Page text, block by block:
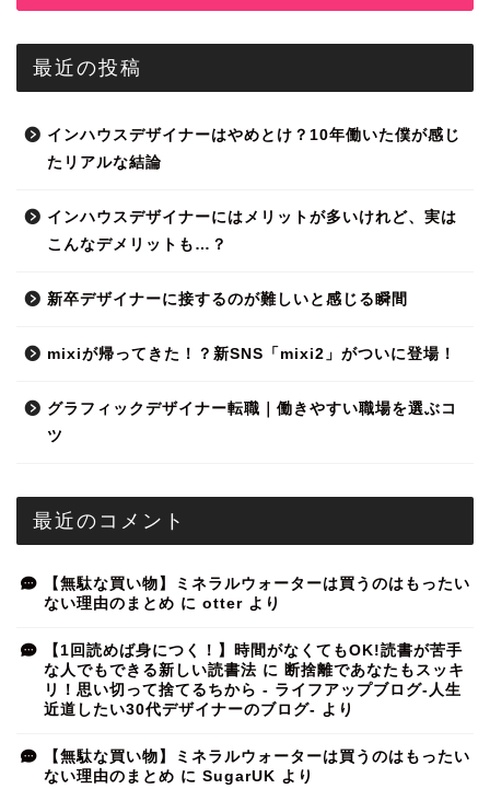
最近の投稿
インハウスデザイナーはやめとけ？10年働いた僕が感じ
たリアルな結論
インハウスデザイナーにはメリットが多いけれど、実は
こんなデメリットも…？
新卒デザイナーに接するのが難しいと感じる瞬間
mixiが帰ってきた！？新SNS「mixi2」がついに登場！
グラフィックデザイナー転職｜働きやすい職場を選ぶコ
ツ
最近のコメント
【無駄な買い物】ミネラルウォーターは買うのはもったい
ない理由のまとめ に otter より
【1回読めば身につく！】時間がなくてもOK!読書が苦手
な人でもできる新しい読書法 に 断捨離であなたもスッキ
リ！思い切って捨てるちから - ライフアップブログ-人生
近道したい30代デザイナーのブログ- より
【無駄な買い物】ミネラルウォーターは買うのはもったい
ない理由のまとめ に SugarUK より